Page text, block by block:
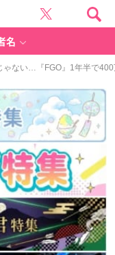
名
ない…『FGO』1年半で